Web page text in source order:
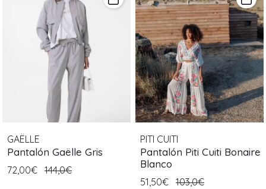
GAËLLE
Pantalón Gaëlle Gris
72,00€ 144,0€
PITI CUITI
Pantalón Piti Cuiti Bonaire
Blanco
51,50€ 103,0€